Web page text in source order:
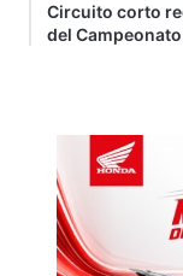
Circuito corto
del